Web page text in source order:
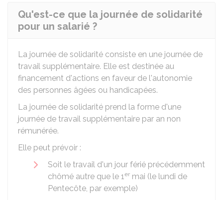
Qu'est-ce que la journée de solidarité
pour un salarié ?
La journée de solidarité consiste en une journée de
travail supplémentaire. Elle est destinée au
financement d'actions en faveur de l'autonomie
des personnes âgées ou handicapées.
La journée de solidarité prend la forme d'une
journée de travail supplémentaire par an non
rémunérée.
Elle peut prévoir :
Soit le travail d'un jour férié précédemment
chômé autre que le 1er mai (le lundi de
Pentecôte, par exemple)